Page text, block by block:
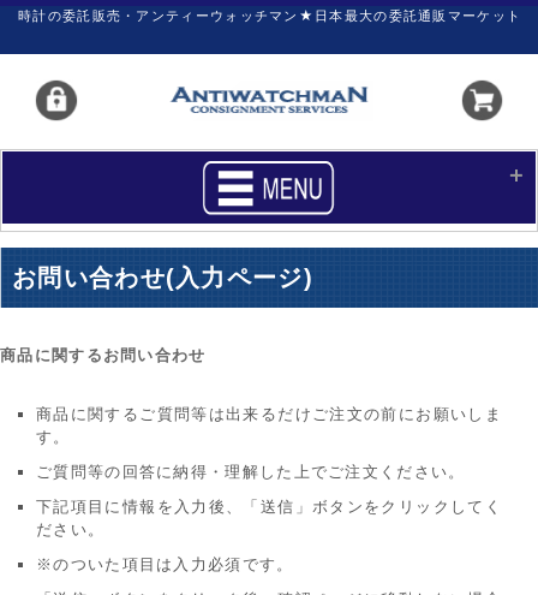
時計の委託販売・アンティーウォッチマン★日本最大の委託通販マーケット
買いたい 売りたい
サポート
新着リスト 価格ダウン
カレンダープライス ファイナルボックス
お問い合わせ(入力ページ)
商品に関するお問い合わせ
商品に関するご質問等は出来るだけご注文の前にお願いしま
す。
ご質問等の回答に納得・理解した上でご注文ください。
下記項目に情報を入力後、「送信」ボタンをクリックしてく
ださい。
※のついた項目は入力必須です。